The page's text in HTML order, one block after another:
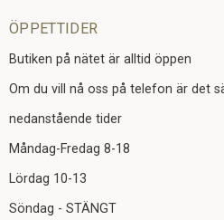
ÖPPETTIDER
Butiken på nätet är alltid öppen
Om du vill nå oss på telefon är det
nedanstående tider
Måndag-Fredag 8-18
Lördag 10-13
Söndag - STÄNGT